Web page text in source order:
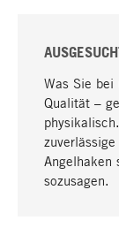
Was Sie
Qualität –
Angelhaken
sozusagen.